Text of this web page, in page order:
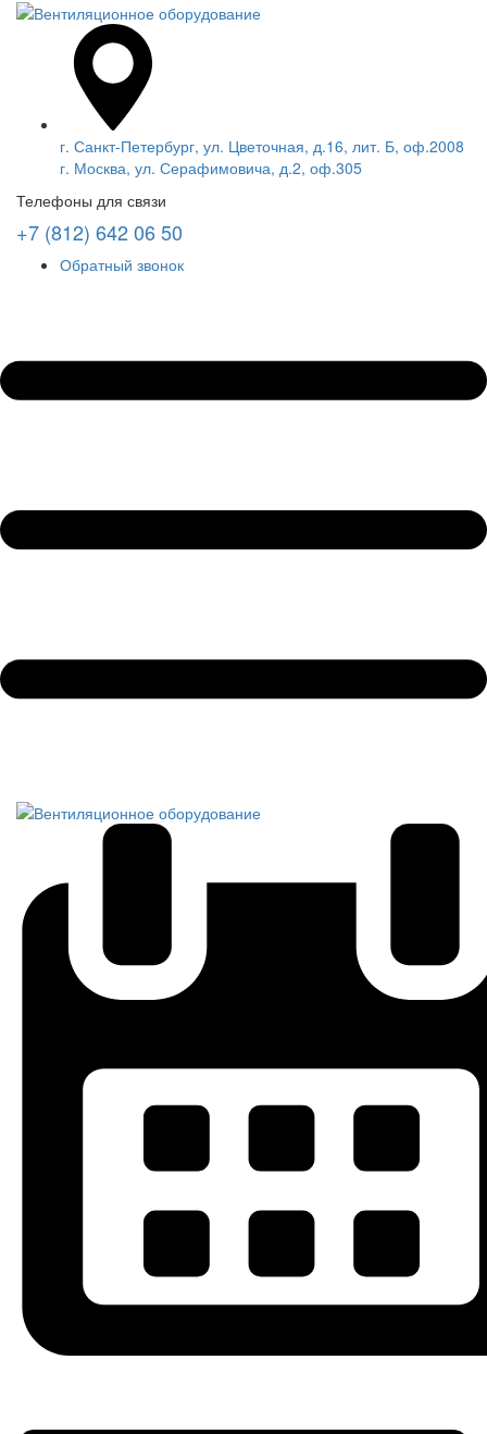
г. Санкт-Петербург, ул. Цветочная, д.16, лит. Б, оф.2008
г. Москва, ул. Серафимовича, д.2, оф.305
Телефоны для связи
+7 (812) 642 06 50
Обратный звонок